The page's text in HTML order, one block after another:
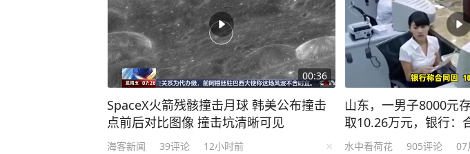
00:36
SpaceX火箭残骸撞击月球 韩美公布撞击
点前后对比图像 撞击坑清晰可见
海客新闻 39评论 12小时前
山东，一男子8000元
取10.26万元，银行：
600元，男子告上法庭
水中看荷花 905评论 07